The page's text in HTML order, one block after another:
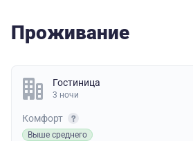
Проживание
Гостиница
3 ночи
Комфорт
Выше среднего